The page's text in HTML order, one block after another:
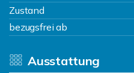
Zustand
bezugsfrei ab
Ausstattung